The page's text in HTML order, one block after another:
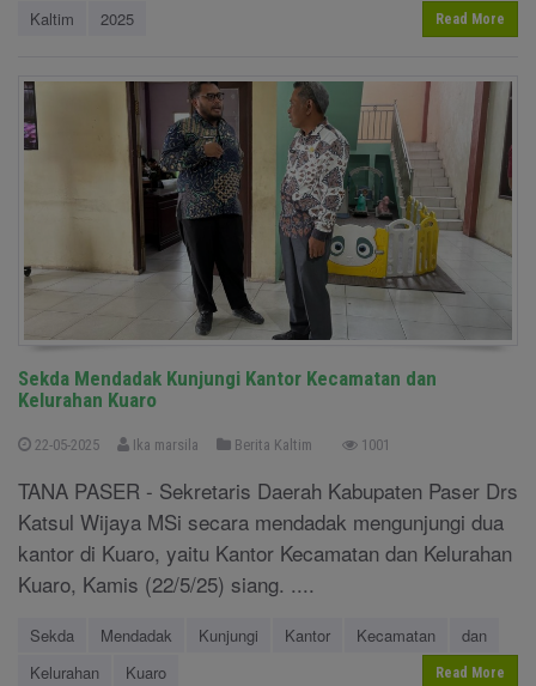
Kaltim
2025 Read More
Sekda Mendadak Kunjungi Kantor Kecamatan dan
Kelurahan Kuaro
22-05-2025 Ika marsila Berita Kaltim 1001
TANA PASER - Sekretaris Daerah Kabupaten Paser Drs
Katsul Wijaya MSi secara mendadak mengunjungi dua
kantor di Kuaro, yaitu Kantor Kecamatan dan Kelurahan
Kuaro, Kamis (22/5/25) siang. ....
Sekda Mendadak Kunjungi Kantor Kecamatan
dan
Kelurahan
Kuaro Read More